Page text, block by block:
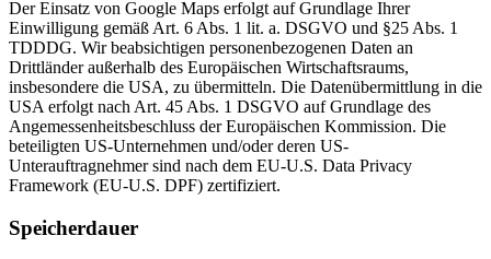
Der Einsatz von Google Maps erfolgt auf Grundlage Ihrer
Einwilligung gemäß Art. 6 Abs. 1 lit. a. DSGVO und §25 Abs. 1
TDDDG. Wir beabsichtigen personenbezogenen Daten an
Drittländer außerhalb des Europäischen Wirtschaftsraums,
insbesondere die USA, zu übermitteln. Die Datenübermittlung in die
USA erfolgt nach Art. 45 Abs. 1 DSGVO auf Grundlage des
Angemessenheitsbeschluss der Europäischen Kommission. Die
beteiligten US-Unternehmen und/oder deren US-
Unterauftragnehmer sind nach dem EU-U.S. Data Privacy
Framework (EU-U.S. DPF) zertifiziert.
Speicherdauer